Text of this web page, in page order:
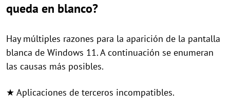
queda en blanco?
Hay múltiples razones para la aparición de la pantalla
blanca de Windows 11. A continuación se enumeran
las causas más posibles.
★ Aplicaciones de terceros incompatibles.